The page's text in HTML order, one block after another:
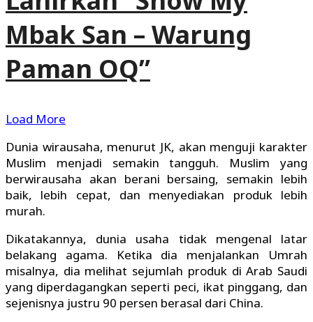
Mbak San – Warung
Paman OQ”
Load More
Dunia wirausaha, menurut JK, akan menguji karakter
Muslim menjadi semakin tangguh. Muslim yang
berwirausaha akan berani bersaing, semakin lebih
baik, lebih cepat, dan menyediakan produk lebih
murah.
Dikatakannya, dunia usaha tidak mengenal latar
belakang agama. Ketika dia menjalankan Umrah
misalnya, dia melihat sejumlah produk di Arab Saudi
yang diperdagangkan seperti peci, ikat pinggang, dan
sejenisnya justru 90 persen berasal dari China.